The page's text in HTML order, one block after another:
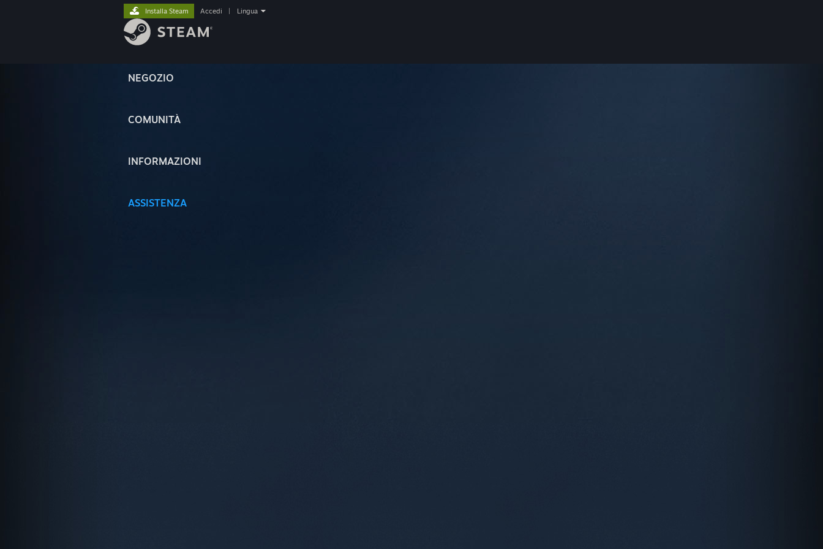
NEGOZIO
COMUNITÀ
INFORMAZIONI
ASSISTENZA
Installa Steam Accedi Lingua